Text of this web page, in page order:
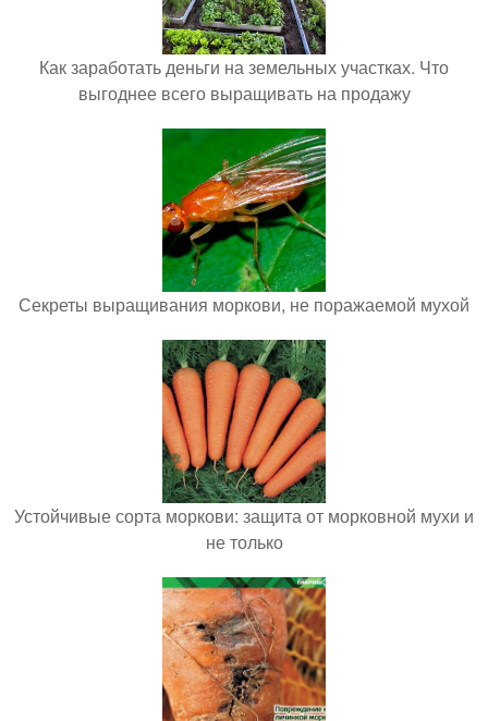
Как заработать деньги на земельных участках. Что
выгоднее всего выращивать на продажу
Секреты выращивания моркови, не поражаемой мухой
Устойчивые сорта моркови: защита от морковной мухи и
не только